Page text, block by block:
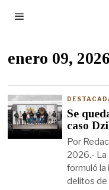
enero 09, 2026
Se
caso
Por
2026.- La
formuló la
delitos de